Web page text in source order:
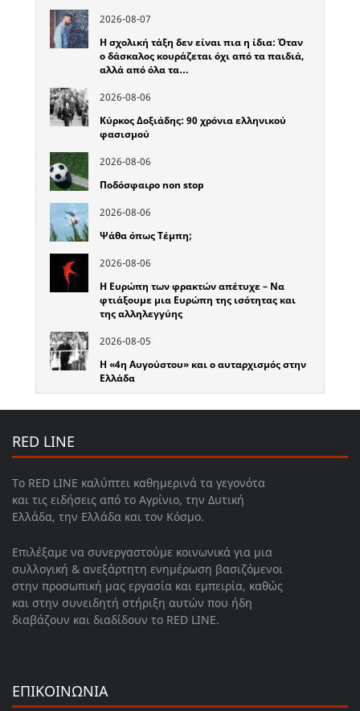
2026-08-07
Η σχολική τάξη δεν είναι πια η ίδια: Όταν
ο δάσκαλος κουράζεται όχι από τα παιδιά,
αλλά από όλα τα…
2026-08-06
Κύρκος Δοξιάδης: 90 χρόνια ελληνικού
φασισμού
2026-08-06
Ποδόσφαιρο non stop
2026-08-06
Ψάθα όπως Τέμπη;
2026-08-06
Η Ευρώπη των φρακτών απέτυχε – Να
φτιάξουμε μια Ευρώπη της ισότητας και
της αλληλεγγύης
2026-08-05
Η «4η Αυγούστου» και ο αυταρχισμός στην
Ελλάδα
RED LINE
Το RED LINE καλύπτει καθημερινά τα γεγονότα
και τις ειδήσεις από το Αγρίνιο, την Δυτική
Ελλάδα, την Ελλάδα και τον Κόσμο.
Επιλέξαμε να συνεργαστούμε κοινωνικά για μια
συλλογική & ανεξάρτητη ενημέρωση βασιζόμενοι
στην προσωπική μας εργασία και εμπειρία, καθώς
και στην συνειδητή στήριξη αυτών που ήδη
διαβάζουν και διαδίδουν το RED LINE.
ΕΠΙΚΟΙΝΩΝΙΑ